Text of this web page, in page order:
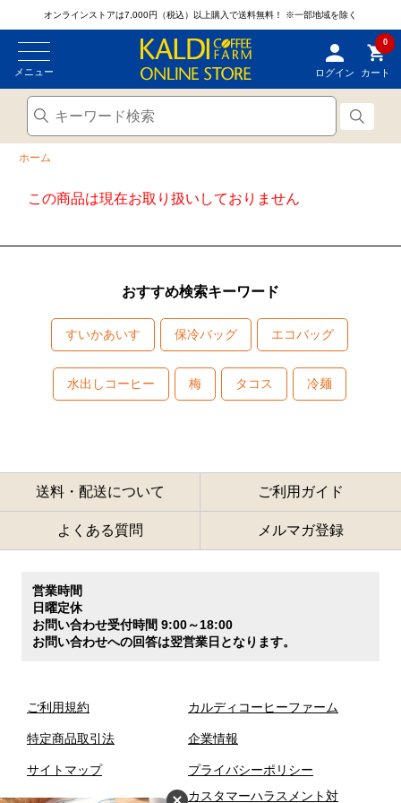
オンラインストアは7,000円（税込）以上購入で送料無料！ ※一部地域を除く
メニュー ログイン
0
カート
ホーム
この商品は現在お取り扱いしておりません
おすすめ検索キーワード
すいかあいす 保冷バッグ エコバッグ
水出しコーヒー 梅 タコス 冷麺
送料・配送について ご利用ガイド
よくある質問 メルマガ登録
営業時間
日曜定休
お問い合わせ受付時間 9:00～18:00
お問い合わせへの回答は翌営業日となります。
ご利用規約
特定商品取引法
サイトマップ
カルディコーヒーファーム
企業情報
プライバシーポリシー
カスタマーハラスメント対